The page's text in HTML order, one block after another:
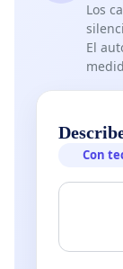
Los
El
Con